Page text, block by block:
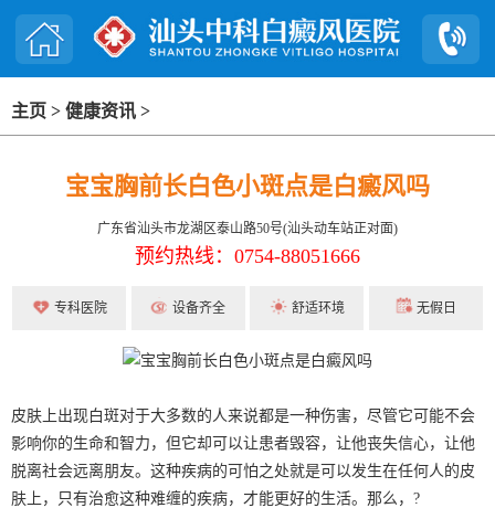
主页 > 健康资讯 >
宝宝胸前长白色小斑点是白癜风吗
广东省汕头市龙湖区泰山路50号(汕头动车站正对面)
预约热线：0754-88051666
专科医院 设备齐全 舒适环境 无假日
皮肤上出现白斑对于大多数的人来说都是一种伤害，尽管它可能不会
影响你的生命和智力，但它却可以让患者毁容，让他丧失信心，让他
脱离社会远离朋友。这种疾病的可怕之处就是可以发生在任何人的皮
肤上，只有治愈这种难缠的疾病，才能更好的生活。那么，?